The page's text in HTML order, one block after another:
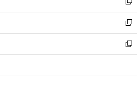
開
く
ィ
ン
ド
ウ
で
開
い
ウ
ィ
ン
ド
ウ
開
新
し
い
ウ
ィ
ン
ウ
新
し
い
ウ
ン
新
し
ウ